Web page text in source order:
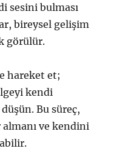
sesini bulması
bireysel gelişim
görülür.
hareket et;
kendi
düşün. Bu süreç,
ve kendini